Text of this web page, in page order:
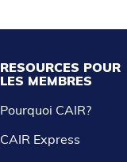
RESOURCES POUR
LES MEMBRES
Pourquoi CAIR?
CAIR Express